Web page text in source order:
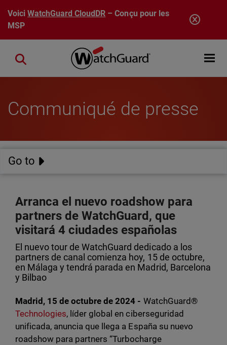
Aller au contenu principal
VoiciWatchGuard CloudDR – Conçu pour les
MSP
Open
Close search
Communiqué de presse
Go to
Arranca el nuevo roadshow para
partners de WatchGuard, que
visitará 4 ciudades españolas
El nuevo tour de WatchGuard dedicado a los
partners de canal comienza hoy, 15 de octubre,
en Málaga y tendrá parada en Madrid, Barcelona
y Bilbao
Madrid, 15 de octubre de 2024 - WatchGuard®
Technologies, líder global en ciberseguridad
unificada, anuncia que llega a España su nuevo
roadshow para partners “Turbocharge